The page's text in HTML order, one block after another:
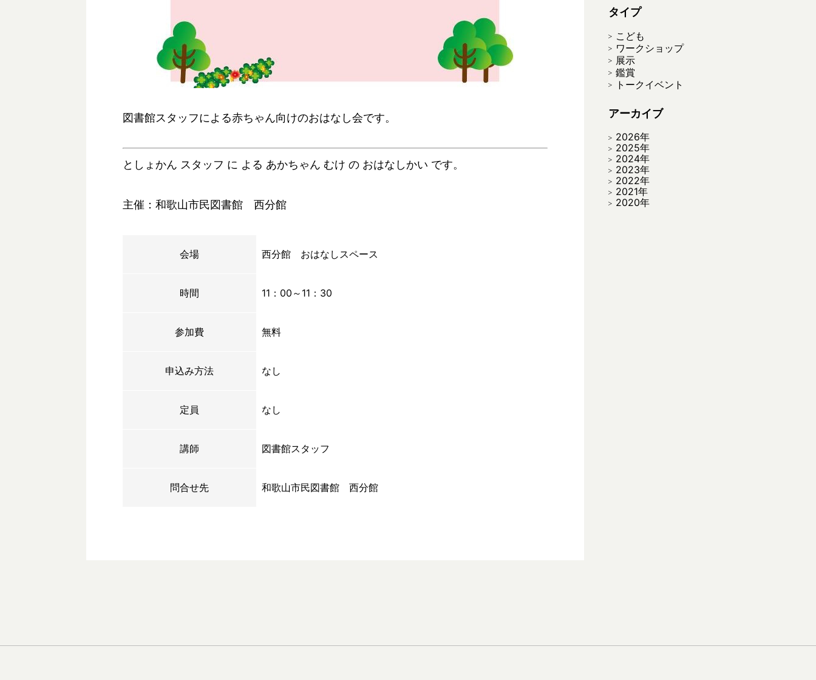
図書館スタッフによる赤ちゃん向けのおはなし会です。
としょかん スタッフ に よる あかちゃん むけ の おはなしかい です。
主催：和歌山市民図書館 西分館
会場 西分館 おはなしスペース
時間 11：00～11：30
参加費 無料
申込み方法 なし
定員 なし
講師 図書館スタッフ
問合せ先 和歌山市民図書館 西分館
タイプ
こども
ワークショップ
展示
鑑賞
トークイベント
アーカイブ
2026年
2025年
2024年
2023年
2022年
2021年
2020年